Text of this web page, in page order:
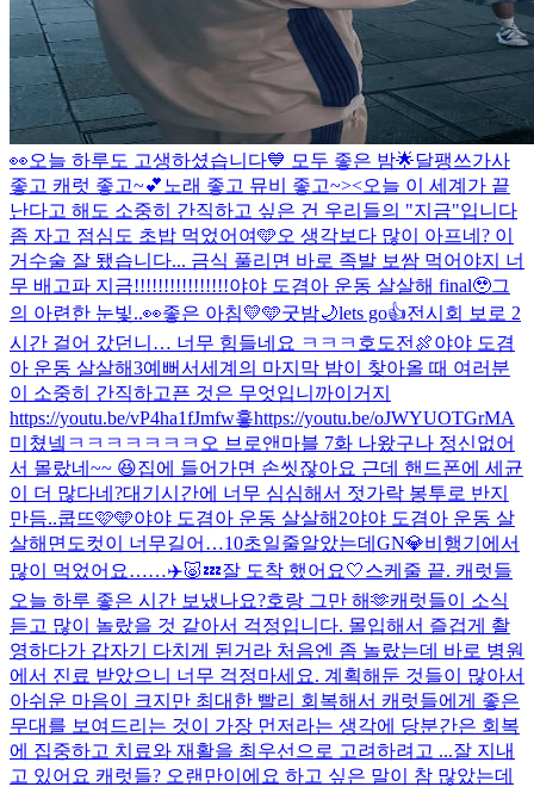
👀오늘 하루도 고생하셨습니다💙 모두 좋은 밤🌟달팽쓰가사
좋고 캐럿 좋고~💕 노래 좋고 뮤비 좋고~><오늘 이 세계가 끝
난다고 해도 소중히 간직하고 싶은 건 우리들의 "지금"입니다
좀 자고 점심도 초밥 먹었어여🩵오 생각보다 많이 아프네? 이
거 수술 잘 됐습니다... 금식 풀리면 바로 족발 보쌈 먹어야지 너
무 배고파 지금!!!!!!!!!!!!!!!!야야 도겸아 운동 살살해 final🥹그
의 아련한 눈빛..👀좋은 아침💛🩵굿밤🌙lets go👍전시회 보로 2
시간 걸어 갔던니… 너무 힘들네요 ㅋㅋㅋ 호도전🍖야야 도겸
아 운동 살살해3예뻐서세계의 마지막 밤이 찾아올 때 여러분
이 소중히 간직하고픈 것은 무엇입니까이거지
https://youtu.be/vP4ha1fJmfw흫https://youtu.be/oJWYUOTGrMA
미쳤넼ㅋㅋㅋㅋㅋㅋㅋ 오 브로앤마블 7화 나왔구나 정신없어
서 몰랐네~~ 😆집에 들어가면 손씻잖아요 근데 핸드폰에 세균
이 더 많다네?대기시간에 너무 심심해서 젓가락 봉투로 반지
만듬..쿱뜨🩷🩵야야 도겸아 운동 살살해2야야 도겸아 운동 살
살해 면도컷이 너무길어…10초일줄알았는데 GN💎비행기에서
많이 먹었어요……✈️🐷💤잘 도착 했어요🤍스케줄 끝. 캐럿들
오늘 하루 좋은 시간 보냈나요?호랑 그만 해🫶캐럿들이 소식
듣고 많이 놀랐을 것 같아서 걱정입니다. 몰입해서 즐겁게 촬
영하다가 갑자기 다치게 된거라 처음엔 좀 놀랐는데 바로 병원
에서 진료 받았으니 너무 걱정마세요. 계획해둔 것들이 많아서
아쉬운 마음이 크지만 최대한 빨리 회복해서 캐럿들에게 좋은
무대를 보여드리는 것이 가장 먼저라는 생각에 당분간은 회복
에 집중하고 치료와 재활을 최우선으로 고려하려고 ...잘 지내
고 있어요 캐럿들? 오랜만이에요 하고 싶은 말이 참 많았는데